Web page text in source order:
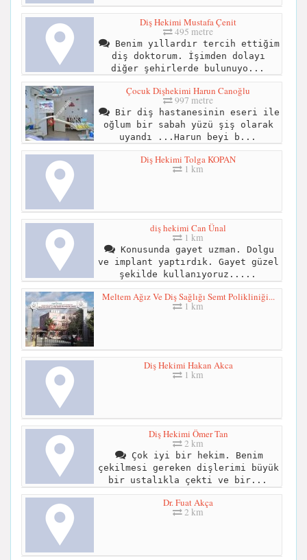
Diş Hekimi Mustafa Çenit
495 metre
Benim yıllardır tercih ettiğim
diş doktorum. İşimden dolayı
diğer şehirlerde bulunuyo...
Çocuk Dişhekimi Harun Canoğlu
997 metre
Bir diş hastanesinin eseri ile
oğlum bir sabah yüzü şiş olarak
uyandı ...Harun beyi b...
Diş Hekimi Tolga KOPAN
1 km
diş hekimi Can Ünal
1 km
Konusunda gayet uzman. Dolgu
ve implant yaptırdık. Gayet güzel
şekilde kullanıyoruz.....
Meltem Ağız Ve Diş Sağlığı Semt Polikliniği...
1 km
Diş Hekimi Hakan Akca
1 km
Diş Hekimi Ömer Tan
2 km
Çok iyi bir hekim. Benim
çekilmesi gereken dişlerimi büyük
bir ustalıkla çekti ve bir...
Dr. Fuat Akça
2 km